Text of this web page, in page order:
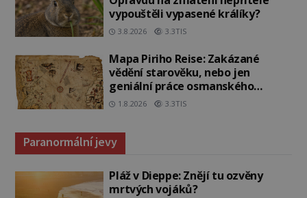
vypouštěli vypasené králíky?
3.8.2026 3.3TIS
Mapa Piriho Reise: Zakázané
vědění starověku, nebo jen
geniální práce osmanského
admirála?
1.8.2026 3.3TIS
Paranormální jevy
Pláž v Dieppe: Znějí tu ozvěny
mrtvých vojáků?